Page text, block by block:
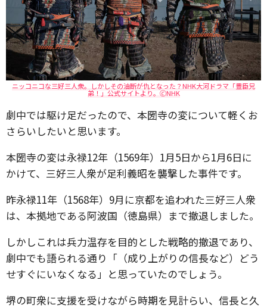
ニッコニコな三好三人衆。しかしその油断が仇となった？NHK大河ドラマ「豊臣兄
弟！」公式サイトより。🄫NHK
劇中では駆け足だったので、本圀寺の変について軽くお
さらいしたいと思います。
本圀寺の変は永禄12年（1569年）1月5日から1月6日に
かけて、三好三人衆が足利義昭を襲撃した事件です。
昨永禄11年（1568年）9月に京都を追われた三好三人衆
は、本拠地である阿波国（徳島県）まで撤退しました。
しかしこれは兵力温存を目的とした戦略的撤退であり、
劇中でも語られる通り「（成り上がりの信長など）どう
せすぐにいなくなる」と思っていたのでしょう。
堺の町衆に支援を受けながら時期を見計らい、信長と久